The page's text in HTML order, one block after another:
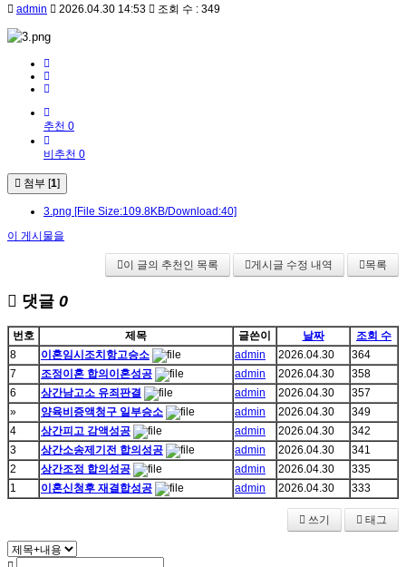
admin 2026.04.30 14:53 조회 수 : 349
추천 0
비추천 0
첨부 [1]
3.png [File Size:109.8KB/Download:40]
이 게시물을
이 글의 추천인 목록 게시글 수정 내역 목록
댓글 0
번호 제목 글쓴이 날짜
조회 수
8
이혼임시조치항고승소 admin 2026.04.30
364
7
조정이혼 합의이혼성공 admin 2026.04.30
358
6
상간남고소 유죄판결 admin 2026.04.30
357
»
양육비증액청구 일부승소 admin 2026.04.30
349
4
상간피고 감액성공 admin 2026.04.30
342
3
상간소송제기전 합의성공 admin 2026.04.30
341
2
상간조정 합의성공 admin 2026.04.30
335
1
이혼신청후 재결합성공 admin 2026.04.30 333
쓰기 태그